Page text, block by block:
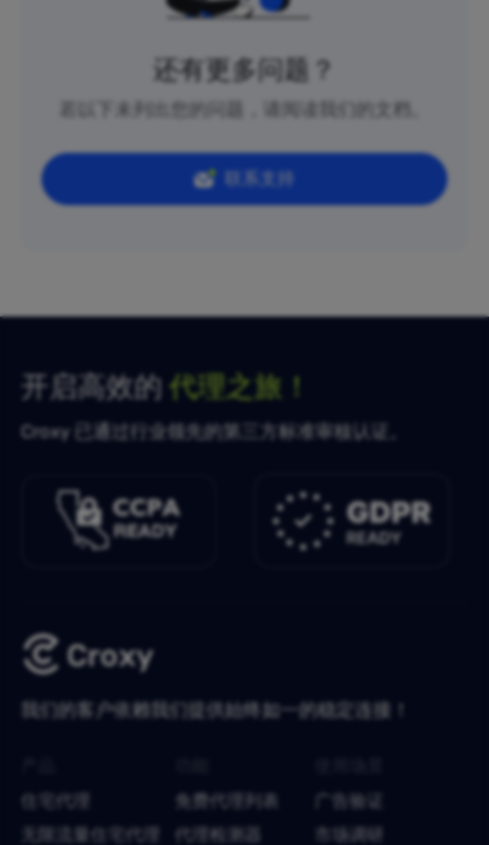
还有更多问题？
联系支持
开启高效的代理之旅！
Croxy 已通过行业领先的第三方标准审核认证。
我们的客户依赖我们提供始终如一的稳定连接！
住宅代理
无限流量住宅代理
免费代理列表
代理检测器
广告验证
市场调研